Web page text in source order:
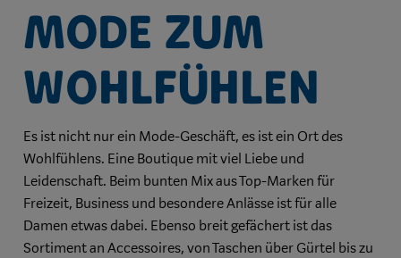
Mode zum
Wohlfühlen
Es ist nicht nur ein Mode-Geschäft, es ist ein Ort des
Wohlfühlens. Eine Boutique mit viel Liebe und
Leidenschaft. Beim bunten Mix aus Top-Mar­ken für
Freizeit, Business und besondere Anlässe ist für alle
Damen etwas dabei. Ebenso breit ge­fächert ist das
Sortiment an Accessoires, von Ta­schen über Gürtel bis zu